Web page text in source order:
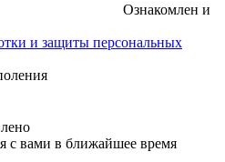
Ознакомлен и
и защиты персональных
с вами в ближайшее время